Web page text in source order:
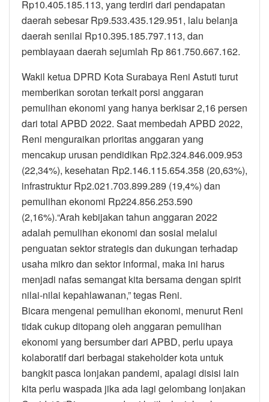
Rp10.405.185.113, yang terdiri dari pendapatan
daerah sebesar Rp9.533.435.129.951, lalu belanja
daerah senilai Rp10.395.185.797.113, dan
pembiayaan daerah sejumlah Rp 861.750.667.162.
Wakil ketua DPRD Kota Surabaya Reni Astuti turut
memberikan sorotan terkait porsi anggaran
pemulihan ekonomi yang hanya berkisar 2,16 persen
dari total APBD 2022. Saat membedah APBD 2022,
Reni menguraikan prioritas anggaran yang
mencakup urusan pendidikan Rp2.324.846.009.953
(22,34%), kesehatan Rp2.146.115.654.358 (20,63%),
infrastruktur Rp2.021.703.899.289 (19,4%) dan
pemulihan ekonomi Rp224.856.253.590
(2,16%).“Arah kebijakan tahun anggaran 2022
adalah pemulihan ekonomi dan sosial melalui
penguatan sektor strategis dan dukungan terhadap
usaha mikro dan sektor informal, maka ini harus
menjadi nafas semangat kita bersama dengan spirit
nilai-nilai kepahlawanan,” tegas Reni.
Bicara mengenai pemulihan ekonomi, menurut Reni
tidak cukup ditopang oleh anggaran pemulihan
ekonomi yang bersumber dari APBD, perlu upaya
kolaboratif dari berbagai stakeholder kota untuk
bangkit pasca lonjakan pandemi, apalagi disisi lain
kita perlu waspada jika ada lagi gelombang lonjakan